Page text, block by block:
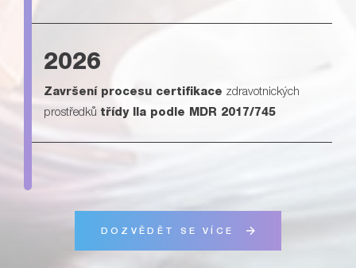
2026
Završení procesu certifikace zdravotnických
prostředků třídy IIa podle MDR 2017/745
DOZVĚDĚT SE VÍCE